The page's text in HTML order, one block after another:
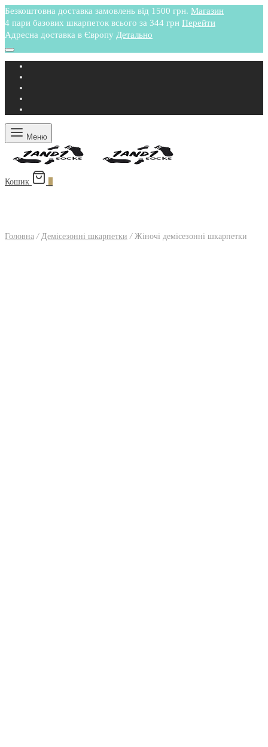
Безкоштовна доставка замовлень від 1500 грн. Магазин
4 пари базових шкарпеток всього за 344 грн Перейти
Адресна доставка в Європу Детально
Меню
Кошик
Головна / Демісезонні шкарпетки /Жіночі демісезонні шкарпетки